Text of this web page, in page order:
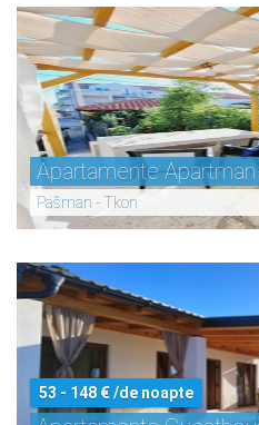
Apartamente
Pašman - Tkon
53 - 148 € /de noapte